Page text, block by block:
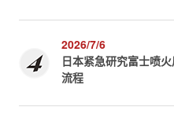
2026/7/6
日本紧急研究富士喷
流程